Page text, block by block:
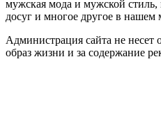
мужская мода и мужской стиль,
досуг и многое другое в
Администрация сайта не несет
образ жизни и за содержание